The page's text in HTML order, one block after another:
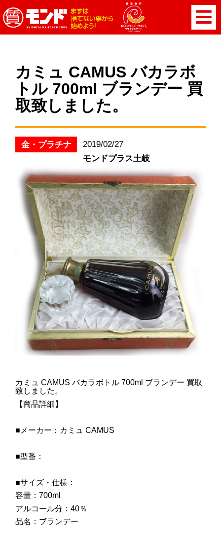
カミュ CAMUS バカラボ
トル 700ml ブランデー 買
取致しました。
金・プラチナ
2019/02/27
モンドプラス土岐
カミュ CAMUS バカラボトル 700ml ブランデー 買取
致しました。
【商品詳細】
■メーカー：カミュ CAMUS
■型番：
■サイズ・仕様：
容量：700ml
アルコール分：40％
品名：ブランデー